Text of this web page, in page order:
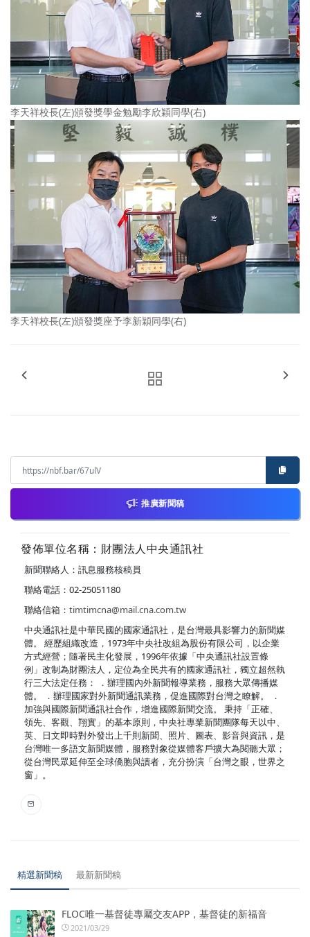
李天祥校長(左)頒發獎學金勉勵李欣穎同學(右)
李天祥校長(左)頒發獎座予李新穎同學(右)
推廣新聞稿
發佈單位名稱：財團法人中央通訊社
新聞聯絡人：訊息服務核稿員
聯絡電話：02-25051180
聯絡信箱： timtimcna@mail.cna.com.tw
中央通訊社是中華民國的國家通訊社，是台灣最具影響力的新聞媒
體。 經歷組織改造，1973年中央社改組為股份有限公司，以企業
方式經營；隨著民主化發展，1996年依據「中央通訊社設置條
例」改制為財團法人，定位為全民共有的國家通訊社，獨立超然執
行三大法定任務： ．辦理國內外新聞報導業務，服務大眾傳播媒
體。 ．辦理國家對外新聞通訊業務，促進國際對台灣之瞭解。 ．
加強與國際新聞通訊社合作，增進國際新聞交流。 秉持「正確、
領先、客觀、翔實」的基本原則，中央社專業新聞團隊每天以中、
英、日文即時對外發出上千則新聞、照片、圖表、影音與資訊，是
台灣唯一多語文新聞媒體，服務對象從媒體客戶擴大為閱聽大眾；
從台灣民眾延伸至全球僑胞與讀者，充分扮演「台灣之眼，世界之
窗」。
精選新聞稿 最新新聞稿
FLOC唯一基督徒專屬交友APP，基督徒的新福音
2021/03/29